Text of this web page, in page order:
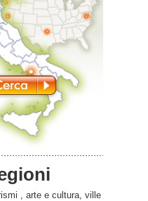
, arte e cultura, ville